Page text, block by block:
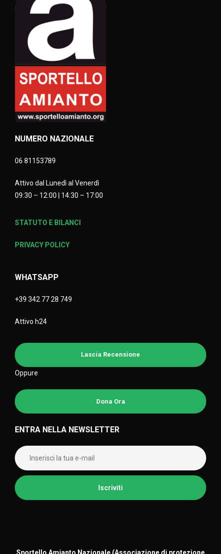
NUMERO NAZIONALE
06 81153789
Attivo dal Lunedì al Venerdì
09:30 – 12:00 | 14:30 – 17:00
STATUTO E BILANCI
PRIVACY POLICY
WHATSAPP
+39 342 77 28 749
Attivo h24
Lascia Recensione
Oppure
Dona Ora
ENTRA NELLA NEWSLETTER